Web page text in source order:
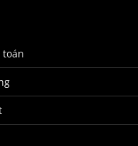
toán